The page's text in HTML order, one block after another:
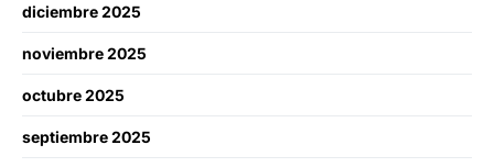
diciembre 2025
noviembre 2025
octubre 2025
septiembre 2025